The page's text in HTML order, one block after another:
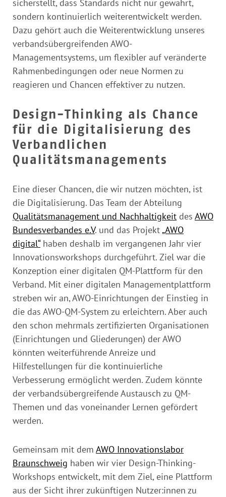
sicherstellt, dass Standards nicht nur gewahrt,
sondern kontinuierlich weiterentwickelt werden.
Dazu gehört auch die Weiterentwicklung unseres
verbandsübergreifenden AWO-
Managementsystems, um flexibler auf veränderte
Rahmenbedingungen oder neue Normen zu
reagieren und Chancen effektiver zu nutzen.
Design-Thinking als Chance
für die Digitalisierung des
Verbandlichen
Qualitätsmanagements
Eine dieser Chancen, die wir nutzen möchten, ist
die Digitalisierung. Das Team der Abteilung
Qualitätsmanagement und Nachhaltigkeit des AWO
Bundesverbandes e.V. und das Projekt„AWO
digital“haben deshalb im vergangenen Jahr vier
Innovationsworkshops durchgeführt. Ziel war die
Konzeption einer digitalen QM-Plattform für den
Verband. Mit einer digitalen Managementplattform
streben wir an, AWO-Einrichtungen der Einstieg in
die das AWO-QM-System zu erleichtern. Aber auch
den schon mehrmals zertifizierten Organisationen
(Einrichtungen und Gliederungen) der AWO
könnten weiterführende Anreize und
Hilfestellungen für die kontinuierliche
Verbesserung ermöglicht werden. Zudem könnte
der verbandsübergreifende Austausch zu QM-
Themen und das voneinander Lernen gefördert
werden.
Gemeinsam mit dem AWO Innovationslabor
Braunschweig haben wir vier Design-Thinking-
Workshops entwickelt, mit dem Ziel, eine Plattform
aus der Sicht ihrer zukünftigen Nutzer:innen zu